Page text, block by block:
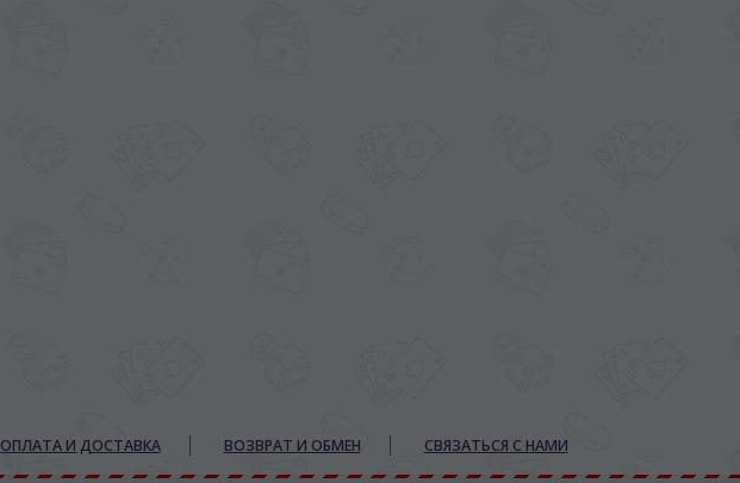
ОПЛАТА И ДОСТАВКА ВОЗВРАТ И ОБМЕН СВЯЗАТЬСЯ С НАМИ